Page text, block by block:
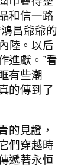
和信一路
昌爺爺的
內陸。以后
進獻。”看
有些潮
的傳到了
的見證，
們穿越時
遞著永恒